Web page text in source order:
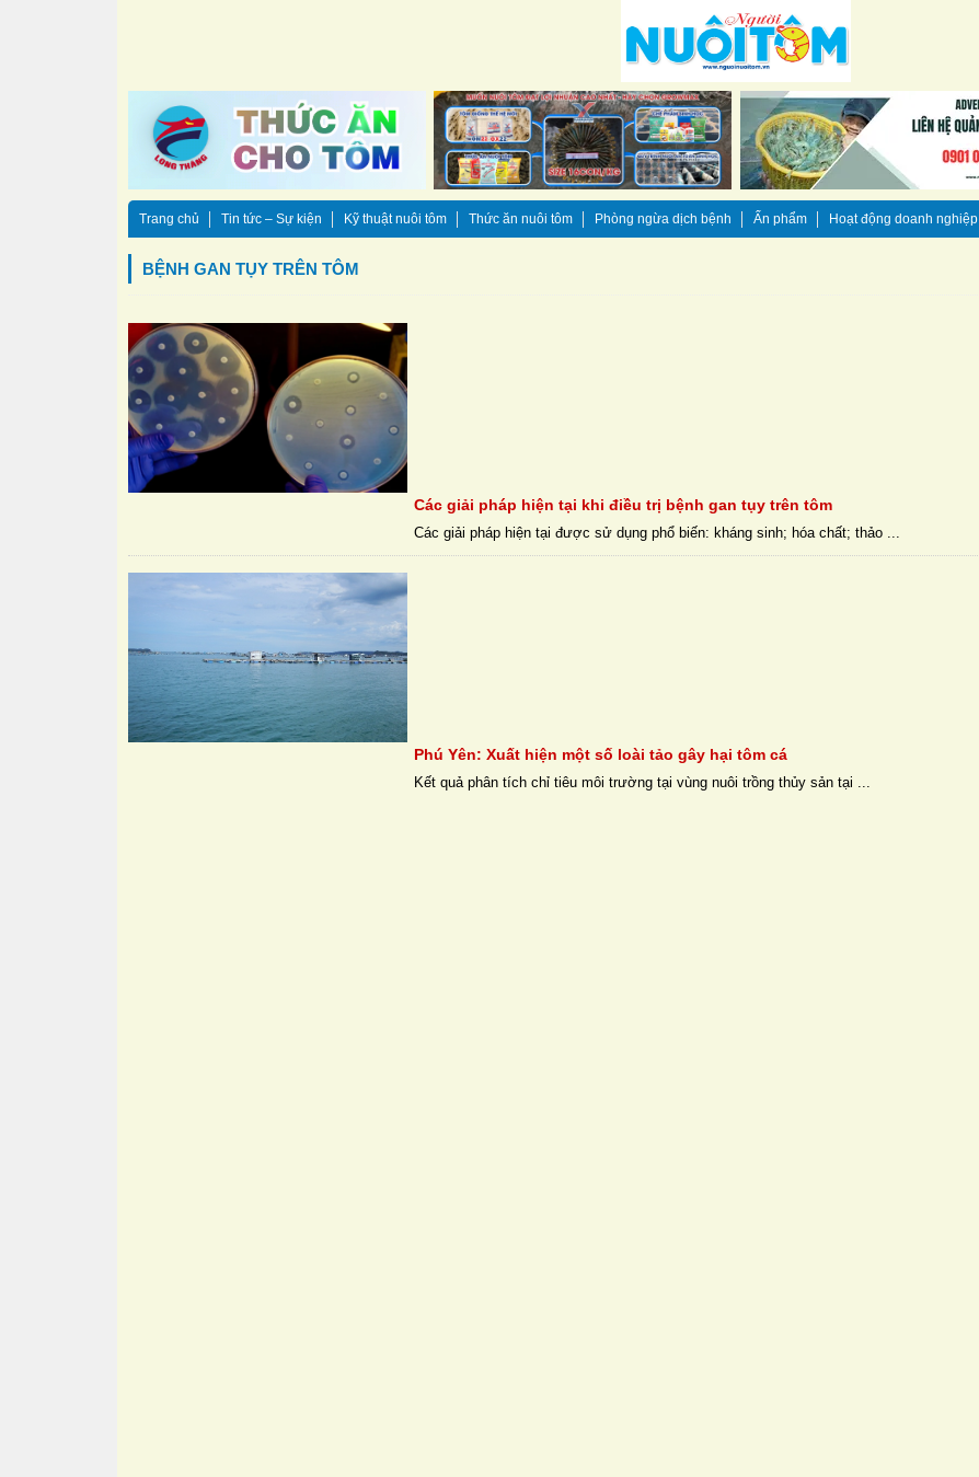
Trang chủ Tin tức – Sự kiện Kỹ thuật nuôi tôm Thức ăn nuôi tôm Phòng ngừa dịch bệnh Ấn phẩm Hoạt động doanh nghiệp
BỆNH GAN TỤY TRÊN TÔM
Các giải pháp hiện tại khi điều trị bệnh gan tụy trên tôm
Các giải pháp hiện tại được sử dụng phổ biến: kháng sinh; hóa chất; thảo ...
Phú Yên: Xuất hiện một số loài tảo gây hại tôm cá
Kết quả phân tích chỉ tiêu môi trường tại vùng nuôi trồng thủy sản tại ...